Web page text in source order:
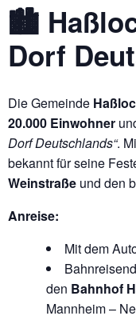
🏙️
Dorf
Die Gemeinde
20.000 Einwohner
Dorf Deutschlands“.
bekannt für seine
Weinstraße und den
Anreise:
Mit dem
den Bahnhof
Mannheim –